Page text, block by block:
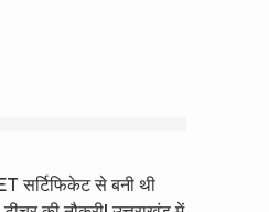
सर्टिफिकेट से बनी थी